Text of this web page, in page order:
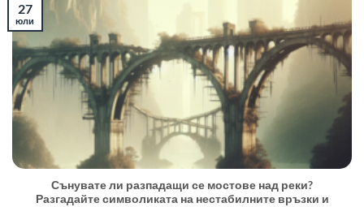
Сънувате ли разпадащи се мостове над реки?
Разгадайте символиката на нестабилните връзки и
27
юли